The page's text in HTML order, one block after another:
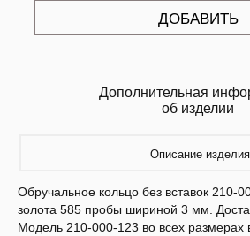
ДОБАВИТЬ
Дополнительная
об изделии
Описание изделия
Обручальное кольцо без вставок 210-
золота 585 пробы шириной 3 мм.
Модель 210-000-123 во всех размерах